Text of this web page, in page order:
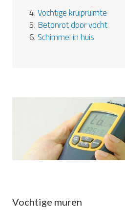
4.Vochtige kruipruimte
5. Betonrot door vocht
6. Schimmel in huis
Vochtige muren